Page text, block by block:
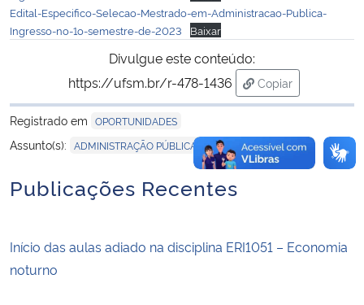
Edital-Especifico-Selecao-Mestrado-em-Administracao-Publica-
Ingresso-no-1o-semestre-de-2023
Baixar
Divulgue este conteúdo:
https://ufsm.br/r-478-1436
Copiar
para área de
Registrado em OPORTUNIDADES
Assunto(s): ADMINISTRAÇÃO PÚBLICA EDITAL , MESTRADO
Publicações Recentes
Início das aulas adiado na disciplina ERI1051 – Economia
noturno